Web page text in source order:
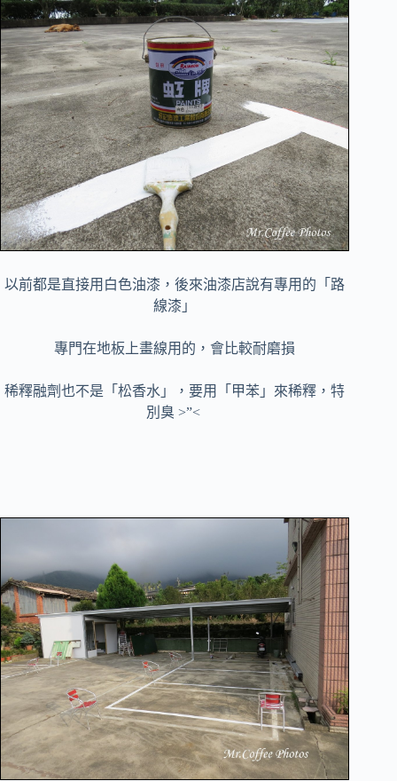
以前都是直接用白色油漆，後來油漆店說有專用的「路
線漆」
專門在地板上畫線用的，會比較耐磨損
稀釋融劑也不是「松香水」，要用「甲苯」來稀釋，特
別臭 >”<